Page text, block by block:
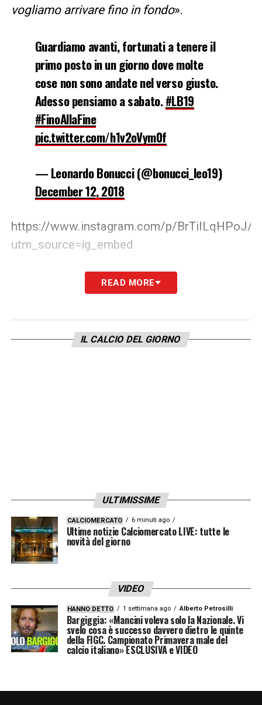
vogliamo arrivare fino in fondo».
Guardiamo avanti, fortunati a tenere il
primo posto in un giorno dove molte
cose non sono andate nel verso giusto.
Adesso pensiamo a sabato.#LB19
#FinoAllaFine
pic.twitter.com/h1v2oVym0f
— Leonardo Bonucci (@bonucci_leo19)
December 12, 2018
https://www.instagram.com/p/BrTiILqHPoJ/?
utm_source=ig_embed
LA PLAYLIST DELLE NOSTRE TOP NEWS
READ MORE
IL CALCIO DEL GIORNO
ULTIMISSIME
CALCIOMERCATO 6 minuti ago
Ultime notizie Calciomercato LIVE: tutte le
novità del giorno
VIDEO
HANNO DETTO 1 settimana ago Alberto Petrosilli
Bargiggia: «Mancini voleva solo la Nazionale. Vi
svelo cosa è successo davvero dietro le quinte
della FIGC. Campionato Primavera male del
calcio italiano» ESCLUSIVA e VIDEO